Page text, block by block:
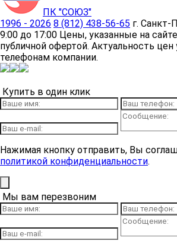
ПК "СОЮЗ"
1996 - 2026 8 (812) 438-56-65 г. Санкт-
9:00 до 17:00 Цены, указанные на
публичной офертой. Актуальность цен
телефонам компании.
Купить в один клик
Нажимая кнопку отправить, Вы
политикой конфиденциальности.
Мы вам перезвоним